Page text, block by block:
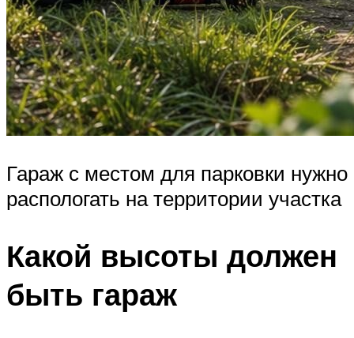
Гараж с местом для парковки нужно
распологать на территории участка
Какой высоты должен
быть гараж